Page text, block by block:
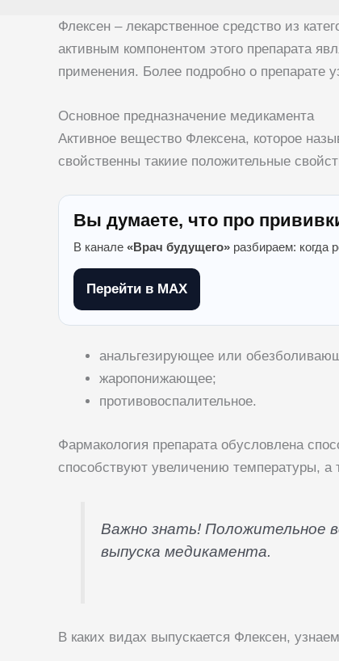
Флексен – лекарственное средство из
активным компонентом этого препарата
применения. Более подробно о препарате
Основное предназначение медикамента
Активное вещество Флексена, которое
свойственны такиие положительные
Вы думаете, что про
В канале «Врач будущего» разбираем: когда
Перейти в MAX
анальгезирующее или
жаропонижающее;
противовоспалительное.
Фармакология препарата обусловлена
способствуют увеличению температуры,
Важно знать! Положительное
выпуска медикамента.
В каких видах выпускается Флексен,